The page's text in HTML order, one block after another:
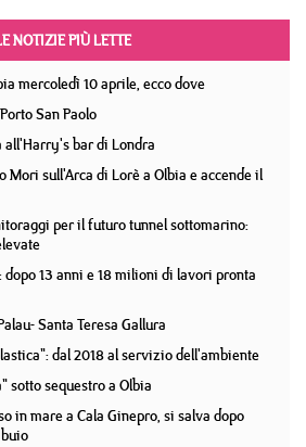
NOTIZIE PIÙ LETTE
mercoledì 10 aprile, ecco dove
San Paolo
all'Harry's bar di Londra
Mori sull'Arca di Lorè a Olbia e accende il
per il futuro tunnel sottomarino:
dopo 13 anni e 18 milioni di lavori pronta
Santa Teresa Gallura
dal 2018 al servizio dell'ambiente
sotto sequestro a Olbia
in mare a Cala Ginepro, si salva dopo